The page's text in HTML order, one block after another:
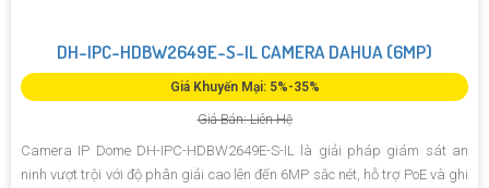
DH-IPC-HDBW2649E-S-IL CAMERA DAHUA (6MP)
Giá Khuyến Mại: 5%-35%
Giá Bán: Liên Hệ
Camera IP Dome DH-IPC-HDBW2649E-S-IL là giải pháp giám sát an
ninh vượt trội với độ phân giải cao lên đến 6MP sắc nét, hỗ trợ PoE và ghi